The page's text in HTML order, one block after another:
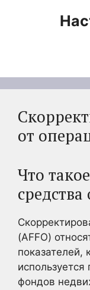
от
Что
(AFFO)
показателей,
фондов